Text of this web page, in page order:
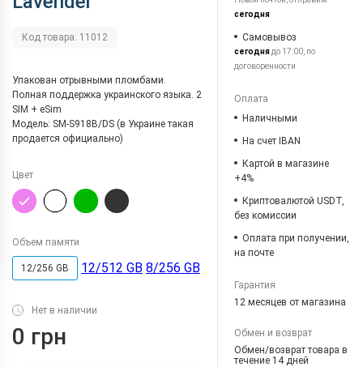
Код товара: 11012
Упакован отрывными пломбами.
Полная поддержка украинского языка. 2
SIM + eSim
Модель: SM-S918B/DS (в Украине такая
продается официально)
Цвет
Объем памяти
12/256 GB 12/512 GB 8/256 GB
Нет в наличии
0 грн
сегодня
Самовывоз
сегоднядо 17:00, по
договоренности
Оплата
Наличными
На счет IBAN
Картой в магазине
+4%
Криптовалютой USDT,
без комиссии
Оплата при получении,
на почте
Гарантия
12 месяцев от магазина
Обмен и возврат
Обмен/возврат товара в
течение 14 дней